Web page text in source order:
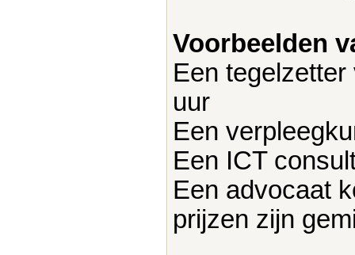
Voorbeelden
Een
uur
Een
Een ICT
Een advocaat
prijzen zijn